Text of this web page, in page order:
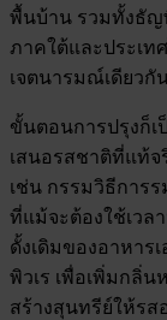
พื้นบ้าน รวมทั้งธัญ
ภาคใต้และประเท
เจตนารมณ์เดียวกั
ขั้นตอนการปรุงก็
เสนอรสชาติที่แท้จ
เช่น กรรมวิธีการร
ที่แม้จะต้องใช้เวล
ดั้งเดิมของอาหาร
พิวเร เพื่อเพิ่มกลิ่
สร้างสุนทรีย์ให้ร